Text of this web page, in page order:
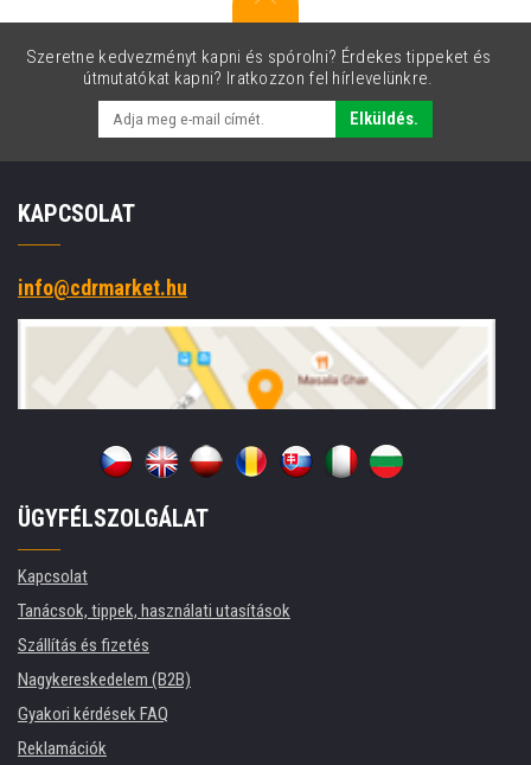
Szeretne kedvezményt kapni és spórolni? Érdekes tippeket és
útmutatókat kapni? Iratkozzon fel hírlevelünkre.
Elküldés.
KAPCSOLAT
info@cdrmarket.hu
ÜGYFÉLSZOLGÁLAT
Kapcsolat
Tanácsok, tippek, használati utasítások
Szállítás és fizetés
Nagykereskedelem (B2B)
Gyakori kérdések FAQ
Reklamációk